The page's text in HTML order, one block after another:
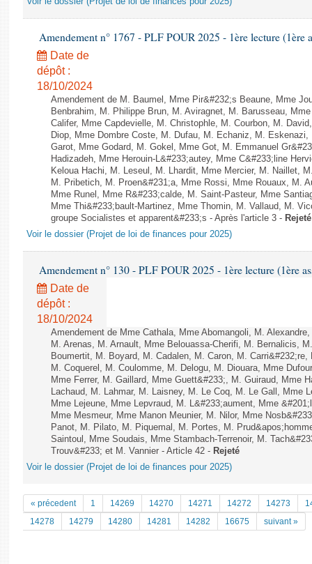
Amendement n° 1767 - PLF POUR 2025 - 1ère lecture (1ère
Date de
dépôt :
18/10/2024
Amendement de M. Baumel, Mme Pir&#232;s Beaune, Mme
Benbrahim, M. Philippe Brun, M. Aviragnet, M. Barusseau,
Califer, Mme Capdevielle, M. Christophle, M. Courbon, M.
Diop, Mme Dombre Coste, M. Dufau, M. Echaniz, M.
Garot, Mme Godard, M. Gokel, Mme Got, M. Emmanuel
Hadizadeh, Mme Herouin-L&#233;autey, Mme C&#233;line
Keloua Hachi, M. Leseul, M. Lhardit, Mme Mercier, M. Naillet,
M. Pribetich, M. Proen&#231;a, Mme Rossi, Mme Rouaux, M.
Mme Runel, Mme R&#233;calde, M. Saint-Pasteur, Mme
Mme Thi&#233;bault-Martinez, Mme Thomin, M. Vallaud, M.
groupe Socialistes et apparent&#233;s - Après l'article 3 - Rejeté
Voir le dossier (Projet de loi de finances pour 2025)
Amendement n° 130 - PLF POUR 2025 - 1ère lecture (1ère
Date de
dépôt :
18/10/2024
Amendement de Mme Cathala, Mme Abomangoli, M.
M. Arenas, M. Arnault, Mme Belouassa-Cherifi, M. Bernalicis,
Boumertit, M. Boyard, M. Cadalen, M. Caron, M.
M. Coquerel, M. Coulomme, M. Delogu, M. Diouara, Mme
Mme Ferrer, M. Gaillard, Mme Guett&#233;, M. Guiraud, Mme
Lachaud, M. Lahmar, M. Laisney, M. Le Coq, M. Le Gall, Mme
Mme Lejeune, Mme Lepvraud, M. L&#233;aument, Mme
Mme Mesmeur, Mme Manon Meunier, M. Nilor, Mme
Panot, M. Pilato, M. Piquemal, M. Portes, M.
Saintoul, Mme Soudais, Mme Stambach-Terrenoir, M.
Trouv&#233; et M. Vannier - Article 42 - Rejeté
Voir le dossier (Projet de loi de finances pour 2025)
« précedent 1 14269 14270 14271 14272 14273
14278
14279 14280 14281 14282 16675 suivant »